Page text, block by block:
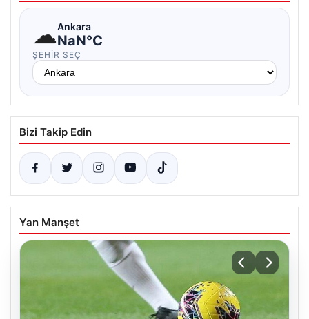
☁Ankara
NaN°C
ŞEHIR SEÇ
Bizi Takip Edin
Yan Manşet